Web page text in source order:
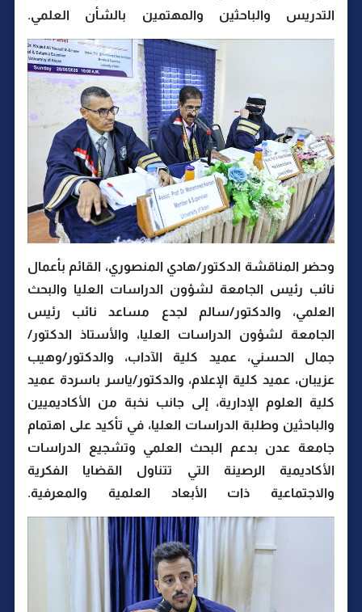
التدريس والباحثين والمهتمين بالشأن العلمي.
وحضر المناقشة الدكتور/هادي المنصوري، القائم بأعمال
نائب رئيس الجامعة لشؤون الدراسات العليا والبحث
العلمي، والدكتور/سالم لجدع مساعد نائب رئيس
الجامعة لشؤون الدراسات العليا، والأستاذ الدكتور/
جمال الحسني، عميد كلية الآداب، والدكتور/وهيب
عزيبان، عميد كلية الإعلام، والدكتور/ياسر باسردة عميد
كلية العلوم الإدارية، إلى جانب نخبة من الأكاديميين
والباحثين وطلبة الدراسات العليا، في تأكيد على اهتمام
جامعة عدن بدعم البحث العلمي وتشجيع الدراسات
الأكاديمية الرصينة التي تتناول القضايا الفكرية
والاجتماعية ذات الأبعاد العلمية والمعرفية.